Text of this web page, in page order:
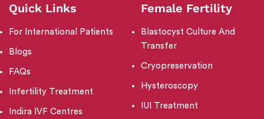
Quick Links
For International Patients
Blogs
FAQs
Infertility Treatment
Indira IVF Centres
Female Fertility
Blastocyst Culture And
Transfer
Cryopreservation
Hysteroscopy
IUI Treatment